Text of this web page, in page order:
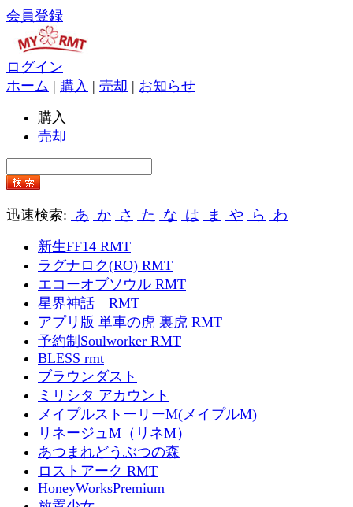
会員登録
ログイン
ホーム | 購入 | 売却 | お知らせ
購入
売却
迅速検索: あ か さ た な は ま や ら わ
新生FF14 RMT
ラグナロク(RO) RMT
エコーオブソウル RMT
星界神話 RMT
アプリ版 単車の虎 裏虎 RMT
予約制Soulworker RMT
BLESS rmt
ブラウンダスト
ミリシタ アカウント
メイプルストーリーM(メイプルM)
リネージュM（リネM）
あつまれどうぶつの森
ロストアーク RMT
HoneyWorksPremium